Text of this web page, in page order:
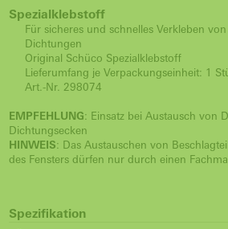
Spezialklebstoff
Für sicheres und schnelles Verkleben
Dichtungen
Original Schüco Spezialklebstoff
Lieferumfang je Verpackungseinheit: 1
Art.-Nr. 298074
EMPFEHLUNG: Einsatz bei Austausch von
Dichtungsecken
HINWEIS: Das Austauschen von
des Fensters dürfen nur durch einen
Spezifikation